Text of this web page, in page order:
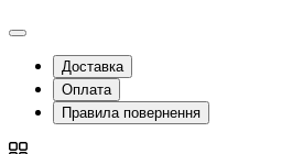
Доставка
Оплата
Правила повернення